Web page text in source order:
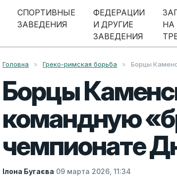
СПОРТИВНЫЕ
ЗАВЕДЕНИЯ
ФЕДЕРАЦИИ
И ДРУГИЕ
ЗАВЕДЕНИЯ
НА
Головна » Греко-римская борьба » Борцы
Борцы
командную
чемпионате
Ілона Бугаєва·09 марта 2026, 11:34